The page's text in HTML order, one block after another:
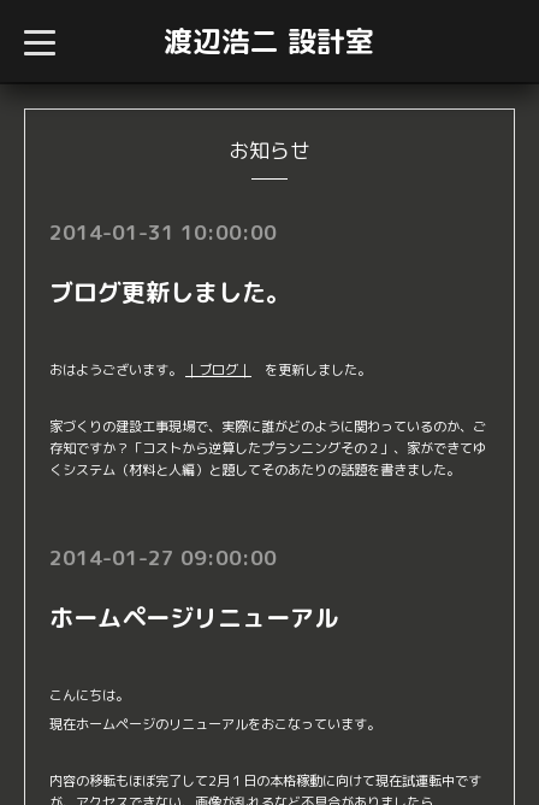
渡辺浩二 設計室
t
o
g
l
お知らせ
2014-01-31 10:00:00
ブログ更新しました。
おはようございます。 ｜ブログ｜ を更新しました。
家づくりの建設工事現場で、実際に誰がどのように関わっているのか、ご
存知ですか？「コストから逆算したプランニングその２」、家ができてゆ
くシステム（材料と人編）と題してそのあたりの話題を書きました。
2014-01-27 09:00:00
ホームページリニューアル
こんにちは。
現在ホームページのリニューアルをおこなっています。
内容の移転もほぼ完了して2月１日の本格稼動に向けて現在試運転中です